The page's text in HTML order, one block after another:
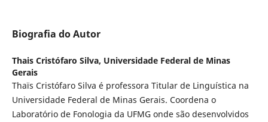
Biografia do Autor
Thais Cristófaro Silva, Universidade Federal de Minas
Gerais
Thaïs Cristófaro Silva é professora Titular de Linguística na
Universidade Federal de Minas Gerais. Coordena o
Laboratório de Fonologia da UFMG onde são desenvolvidos